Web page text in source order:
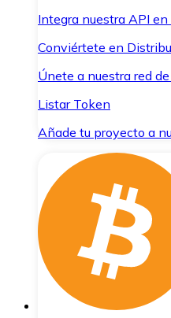
Integra nuestra API
Conviértete en
Únete a nuestra red
Listar Token
Añade tu proyecto a